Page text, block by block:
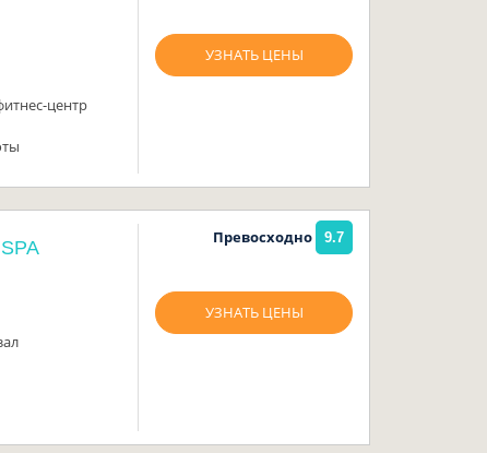
центр
УЗНАТЬ ЦЕНЫ
Превосходно 9.7
УЗНАТЬ ЦЕНЫ